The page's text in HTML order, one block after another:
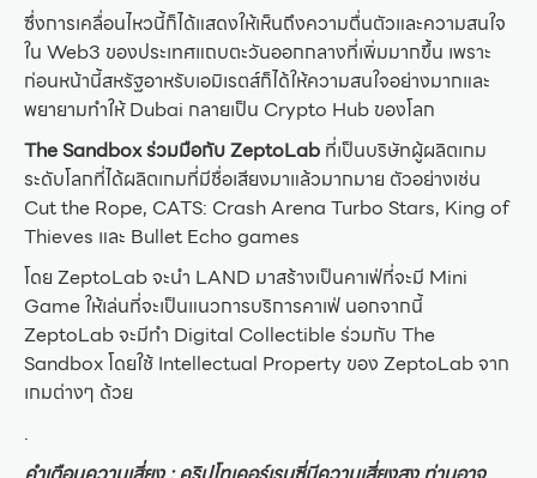
ซึ่งการเคลื่อนไหวนี้ก็ได้แสดงให้เห็นถึงความตื่นตัวและความสนใจ
ใน Web3 ของประเทศแถบตะวันออกกลางที่เพิ่มมากขึ้น เพราะ
ก่อนหน้านี้สหรัฐอาหรับเอมิเรตส์ก็ได้ให้ความสนใจอย่างมากและ
พยายามทำให้ Dubai กลายเป็น Crypto Hub ของโลก
The Sandbox ร่วมมือกับ ZeptoLab ที่เป็นบริษัทผู้ผลิตเกม
ระดับโลกที่ได้ผลิตเกมที่มีชื่อเสียงมาแล้วมากมาย ตัวอย่างเช่น
Cut the Rope, CATS: Crash Arena Turbo Stars, King of
Thieves และ Bullet Echo games
โดย ZeptoLab จะนำ LAND มาสร้างเป็นคาเฟ่ที่จะมี Mini
Game ให้เล่นที่จะเป็นแนวการบริการคาเฟ่ นอกจากนี้
ZeptoLab จะมีทำ Digital Collectible ร่วมกับ The
Sandbox โดยใช้ Intellectual Property ของ ZeptoLab จาก
เกมต่างๆ ด้วย
.